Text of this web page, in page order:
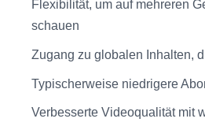
Flexibilität, um auf mehreren
schauen
Zugang zu globalen Inhalten,
Typischerweise niedrigere
Verbesserte Videoqualität mit